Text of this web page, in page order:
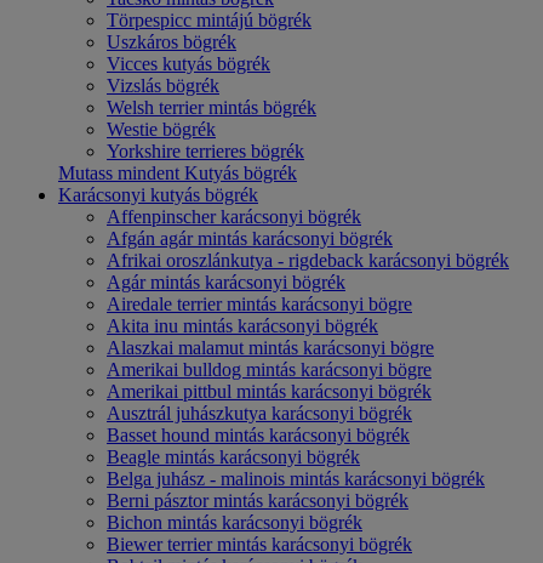
Törpespicc mintájú bögrék
Uszkáros bögrék
Vicces kutyás bögrék
Vizslás bögrék
Welsh terrier mintás bögrék
Westie bögrék
Yorkshire terrieres bögrék
Mutass mindent Kutyás bögrék
Karácsonyi kutyás bögrék
Affenpinscher karácsonyi bögrék
Afgán agár mintás karácsonyi bögrék
Afrikai oroszlánkutya - rigdeback karácsonyi bögrék
Agár mintás karácsonyi bögrék
Airedale terrier mintás karácsonyi bögre
Akita inu mintás karácsonyi bögrék
Alaszkai malamut mintás karácsonyi bögre
Amerikai bulldog mintás karácsonyi bögre
Amerikai pittbul mintás karácsonyi bögrék
Ausztrál juhászkutya karácsonyi bögrék
Basset hound mintás karácsonyi bögrék
Beagle mintás karácsonyi bögrék
Belga juhász - malinois mintás karácsonyi bögrék
Berni pásztor mintás karácsonyi bögrék
Bichon mintás karácsonyi bögrék
Biewer terrier mintás karácsonyi bögrék